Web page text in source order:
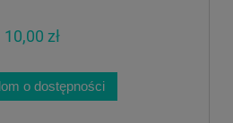
10,00 zł
o dostępności